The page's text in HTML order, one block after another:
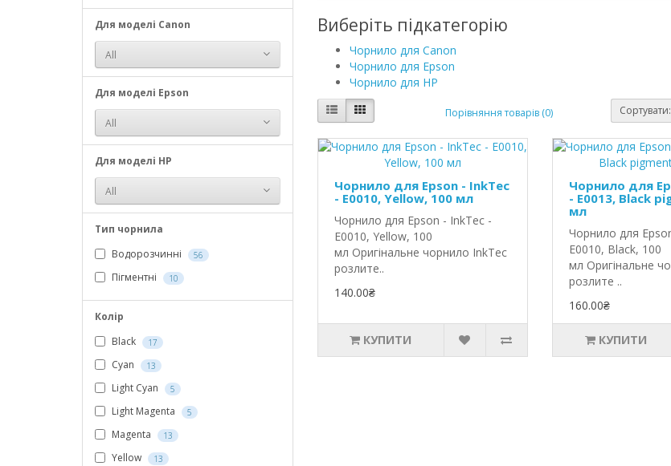
Для моделі Canon
All
Для моделі Epson
All
Для моделі HP
All
Тип чорнила
Водорозчинні
56
Пігментні 10
Колір
Black
17
Cyan 13
Light Cyan 5
Light Magenta 5
Magenta 13
Yellow 13
Виберіть підкатегорію
Чорнило для Canon
Чорнило для Epson
Чорнило для HP
Порівняння товарів (0) Сортувати:
Чорнило для Epson - InkTec
- E0010, Yellow, 100 мл
Чорнило для Epson - InkTec -
E0010, Yellow, 100
мл Оригінальне чорнило InkTec
розлите..
140.00₴
КУПИТИ
Чорнило для
- E0013, Black
мл
Чорнило для
E0010, Black, 100
мл Оригінальне
розлите ..
160.00₴
КУПИТИ